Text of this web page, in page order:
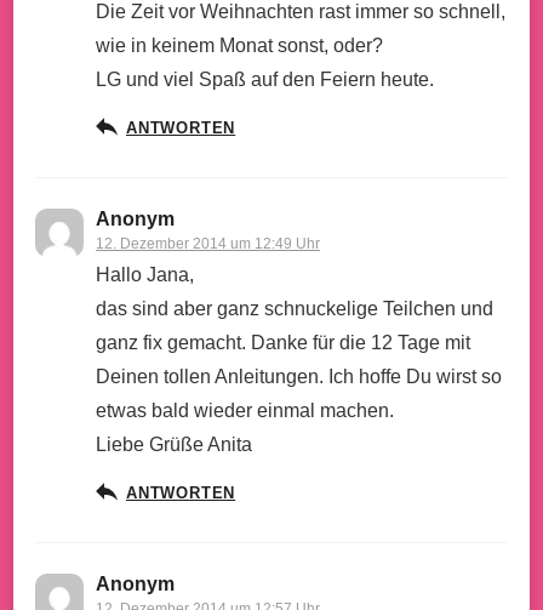
Die Zeit vor Weihnachten rast immer so schnell,
wie in keinem Monat sonst, oder?
LG und viel Spaß auf den Feiern heute.
ANTWORTEN
Anonym
12. Dezember 2014 um 12:49 Uhr
Hallo Jana,
das sind aber ganz schnuckelige Teilchen und
ganz fix gemacht. Danke für die 12 Tage mit
Deinen tollen Anleitungen. Ich hoffe Du wirst so
etwas bald wieder einmal machen.
Liebe Grüße Anita
ANTWORTEN
Anonym